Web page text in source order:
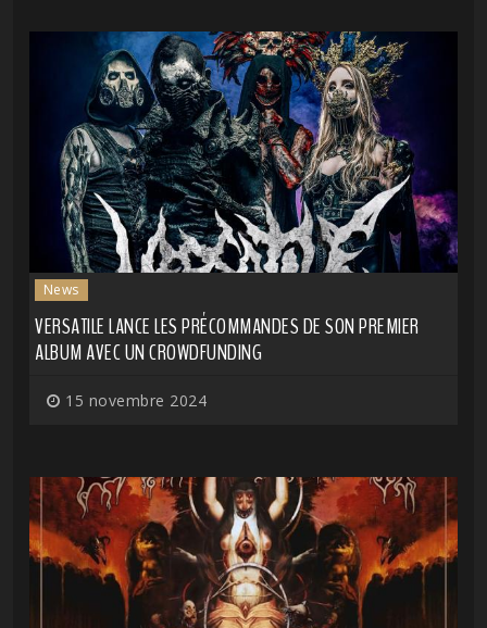
News
VERSATILE LANCE LES PRÉCOMMANDES DE SON PREMIER
ALBUM AVEC UN CROWDFUNDING
15 novembre 2024